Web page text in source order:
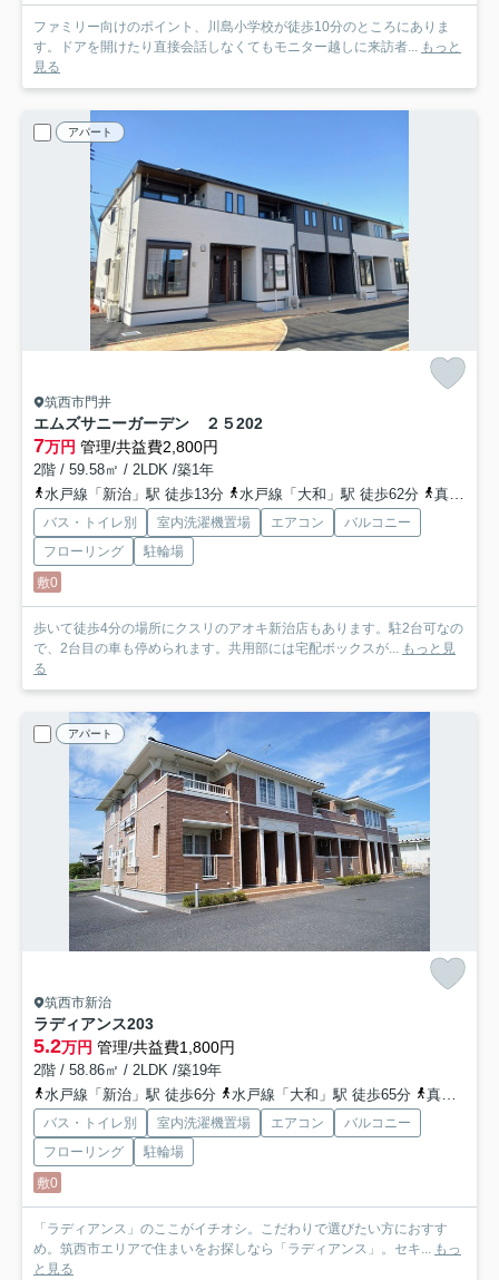
ファミリー向けのポイント、川島小学校が徒歩10分のところにありま
す。ドアを開けたり直接会話しなくてもモニター越しに来訪者... もっと
見る
アパート
筑西市門井
エムズサニーガーデン ２５202
7万円 管理/共益費2,800円
2階 / 59.58㎡ / 2LDK /築1年
水戸線「新治」駅 徒歩13分
水戸線「大和」駅 徒歩62分 真岡鉄道「折本」駅 徒歩84分
バス・トイレ別 室内洗濯機置場 エアコン
バルコニー
フローリング
駐輪場
敷0
歩いて徒歩4分の場所にクスリのアオキ新治店もあります。駐2台可なの
で、2台目の車も停められます。共用部には宅配ボックスが...
もっと見
る
アパート
筑西市新治
ラディアンス203
5.2万円 管理/共益費1,800円
2階 / 58.86㎡ / 2LDK /築19年
水戸線「新治」駅 徒歩6分
水戸線「大和」駅 徒歩65分 真岡鉄道「下館二高前」駅 徒歩89分
バス・トイレ別 室内洗濯機置場 エアコン
バルコニー
フローリング
駐輪場
敷0
「ラディアンス」のここがイチオシ。こだわりで選びたい方におすす
め。筑西市エリアで住まいをお探しなら「ラディアンス」。セキ...
もっ
と見る